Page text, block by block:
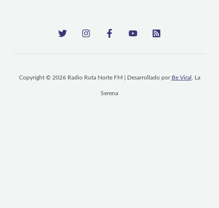
Copyright © 2026 Radio Ruta Norte FM | Desarrollado por Be Viral , La
Serena